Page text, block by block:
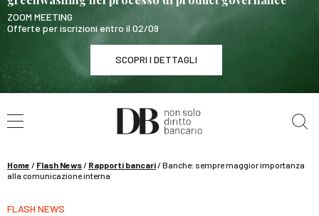
ZOOM MEETING
Offerte per iscrizioni entro il 02/09
SCOPRI I DETTAGLI
WEBINAR / 23 settembre
Nuove linee guida EBA sulla POG dei prodotti
SCOPRI I DETTAGLI
Home / Flash News/ Rapporti bancari/Banche: sempre maggior importanza
alla comunicazione interna
FLASH NEWS